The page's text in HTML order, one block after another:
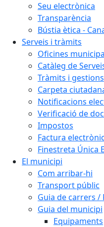
Seu electrònica
Transparència
Bústia ètica -
Serveis i tràmits
Oficines
Catàleg de
Tràmits i gestions
Carpeta
Notificacions
Verificació de
Impostos
Factura
Finestreta Única
El municipi
Com arribar-hi
Transport públic
Guia de carrers /
Guia del municipi
Equipaments